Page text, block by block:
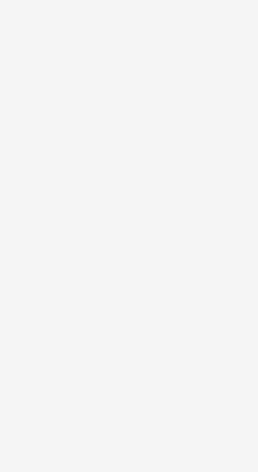
في مدينة كلباء الاماراتية